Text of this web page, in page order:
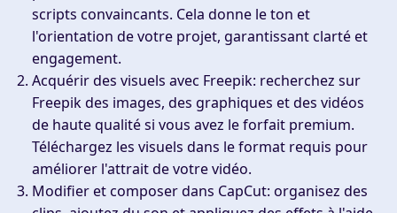
scripts convaincants. Cela donne le ton et
l'orientation de votre projet, garantissant clarté et
engagement.
Acquérir des visuels avec Freepik: recherchez sur
Freepik des images, des graphiques et des vidéos
de haute qualité si vous avez le forfait premium.
Téléchargez les visuels dans le format requis pour
améliorer l'attrait de votre vidéo.
Modifier et composer dans CapCut: organisez des